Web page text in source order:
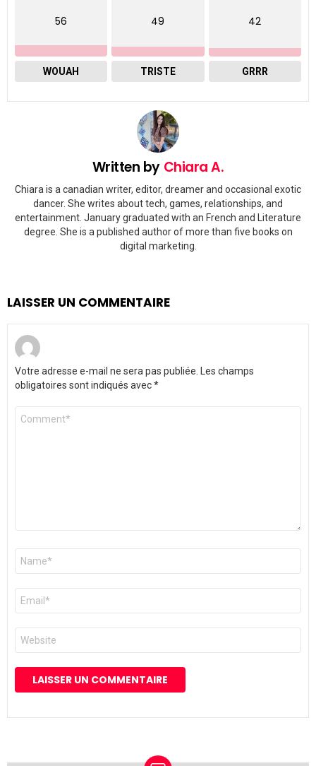
56
WOUAH
49
TRISTE
42
GRRR
Written by Chiara A.
Chiara is a canadian writer, editor, dreamer and occasional exotic
dancer. She writes about tech, games, relationships, and
entertainment. January graduated with an French and Literature
degree. She is a published author of more than five books on
digital marketing.
LAISSER UN COMMENTAIRE
Votre adresse e-mail ne sera pas publiée.
Les champs
obligatoires sont indiqués avec*
Commentaire
Nom
E-
mail
*
Site
web